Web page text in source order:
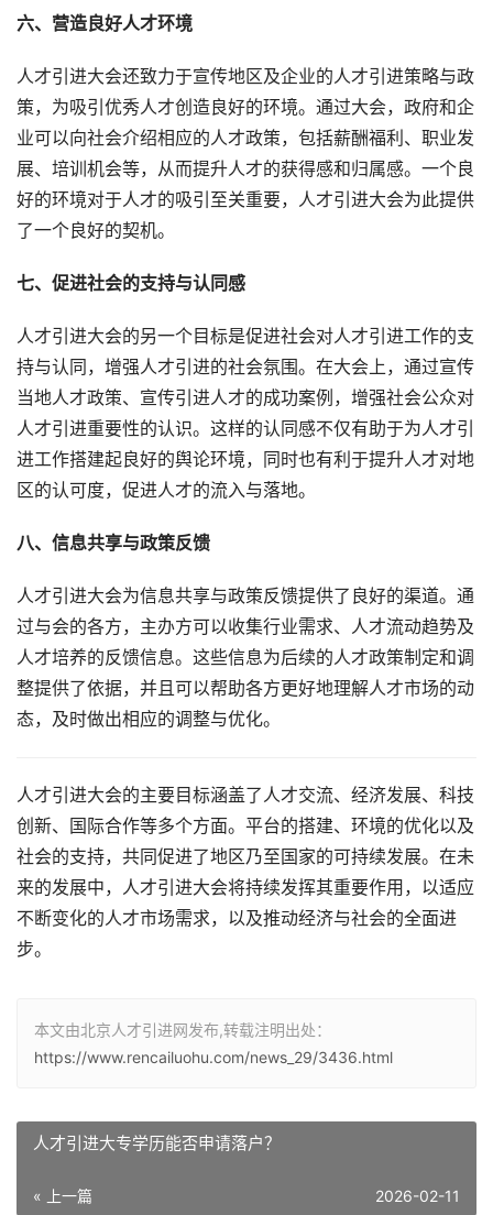
六、营造良好人才环境
人才引进大会还致力于宣传地区及企业的人才引进策略与政
策，为吸引优秀人才创造良好的环境。通过大会，政府和企
业可以向社会介绍相应的人才政策，包括薪酬福利、职业发
展、培训机会等，从而提升人才的获得感和归属感。一个良
好的环境对于人才的吸引至关重要，人才引进大会为此提供
了一个良好的契机。
七、促进社会的支持与认同感
人才引进大会的另一个目标是促进社会对人才引进工作的支
持与认同，增强人才引进的社会氛围。在大会上，通过宣传
当地人才政策、宣传引进人才的成功案例，增强社会公众对
人才引进重要性的认识。这样的认同感不仅有助于为人才引
进工作搭建起良好的舆论环境，同时也有利于提升人才对地
区的认可度，促进人才的流入与落地。
八、信息共享与政策反馈
人才引进大会为信息共享与政策反馈提供了良好的渠道。通
过与会的各方，主办方可以收集行业需求、人才流动趋势及
人才培养的反馈信息。这些信息为后续的人才政策制定和调
整提供了依据，并且可以帮助各方更好地理解人才市场的动
态，及时做出相应的调整与优化。
人才引进大会的主要目标涵盖了人才交流、经济发展、科技
创新、国际合作等多个方面。平台的搭建、环境的优化以及
社会的支持，共同促进了地区乃至国家的可持续发展。在未
来的发展中，人才引进大会将持续发挥其重要作用，以适应
不断变化的人才市场需求，以及推动经济与社会的全面进
步。
本文由北京人才引进网发布,转载注明出处：
https://www.rencailuohu.com/news_29/3436.html
人才引进大专学历能否申请落户？
« 上一篇 2026-02-11